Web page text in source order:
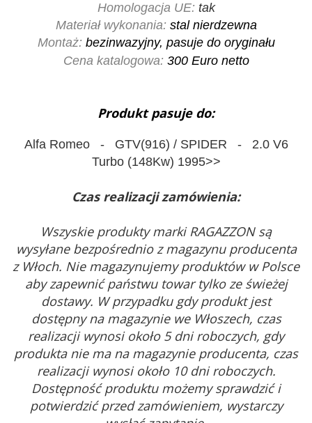
Homologacja UE:tak
Materiał wykonania: stal nierdzewna
Montaż:bezinwazyjny, pasuje do oryginału
Cena katalogowa: 300 Euro netto
Produkt pasuje do:
Alfa Romeo - GTV(916) / SPIDER - 2.0 V6
Turbo (148Kw) 1995>>
Czas realizacji zamówienia:
Wszyskie produkty marki RAGAZZON są
wysyłane bezpośrednio z magazynu producenta
z Włoch. Nie magazynujemy produktów w Polsce
aby zapewnić państwu towar tylko ze świeżej
dostawy. W przypadku gdy produkt jest
dostępny na magazynie we Włoszech, czas
realizacji wynosi około 5 dni roboczych, gdy
produkta nie ma na magazynie producenta, czas
realizacji wynosi około 10 dni roboczych.
Dostępność produktu możemy sprawdzić i
potwierdzić przed zamówieniem, wystarczy